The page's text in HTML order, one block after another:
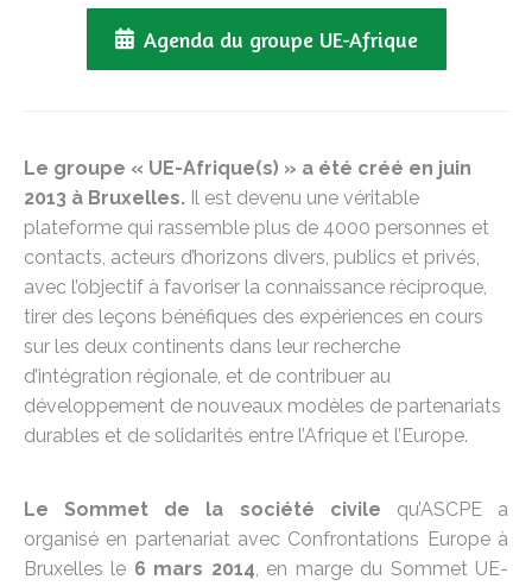
Agenda du groupe UE-Afrique
Le groupe « UE-Afrique(s) » a été créé en juin
2013 à Bruxelles. Il est devenu une véritable
plateforme qui rassemble plus de 4000 personnes et
contacts, acteurs d’horizons divers, publics et privés,
avec l’objectif à favoriser la connaissance réciproque,
tirer des leçons bénéfiques des expériences en cours
sur les deux continents dans leur recherche
d’intégration régionale, et de contribuer au
développement de nouveaux modèles de partenariats
durables et de solidarités entre l’Afrique et l’Europe.
Le Sommet de la société civile qu’ASCPE a
organisé en partenariat avec Confrontations Europe à
Bruxelles le 6 mars 2014, en marge du Sommet UE-